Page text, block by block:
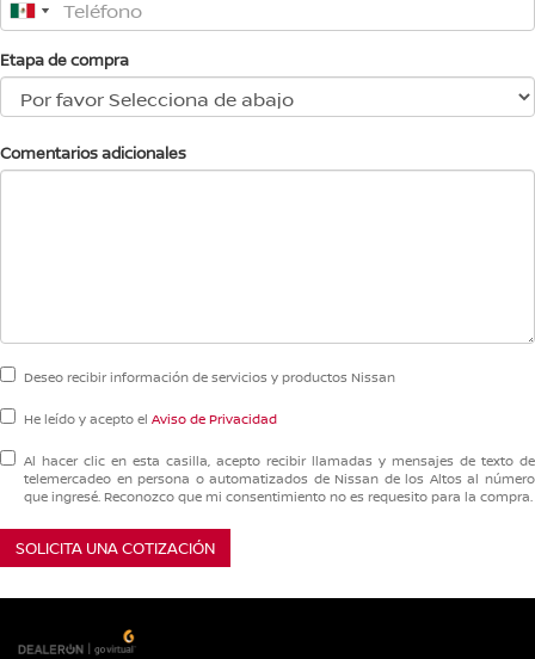
Etapa de compra
Comentarios adicionales
Deseo recibir información de servicios y productos Nissan
He leído y acepto el Aviso de Privacidad
Al hacer clic en esta casilla, acepto recibir llamadas y mensajes de texto de
telemercadeo en persona o automatizados de Nissan de los Altos al número
que ingresé. Reconozco que mi consentimiento no es requesito para la compra.
SOLICITA UNA COTIZACIÓN